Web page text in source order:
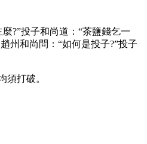
?”投子和尚道：“茶鹽錢乞一
州和尚問：“如何是投子?”投子
打破。